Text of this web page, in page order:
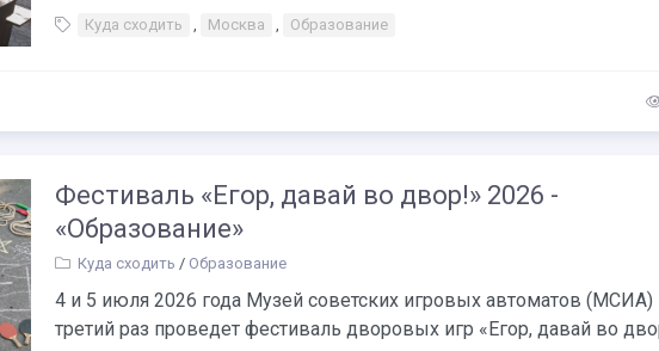
Куда сходить , Москва , Образование
Фестиваль «Егор, давай во двор!» 2026 -
«Образование»
Куда сходить / Образование
4 и 5 июля 2026 года Музей советских игровых автоматов (МСИА)
третий раз проведет фестиваль дворовых игр «Егор, давай во